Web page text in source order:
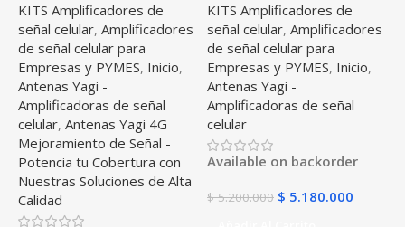
Surecall Flare 3.0 CO
Fincas 4G LTE Entrega
Inmediata
KITS Amplificadores de
señal celular, Amplificadores
de señal celular para
Empresas y PYMES, Inicio,
Antenas Yagi -
Amplificadoras de señal
celular, Antenas Yagi 4G
Mejoramiento de Señal -
Potencia tu Cobertura con
Nuestras Soluciones de Alta
Calidad
Versión 2.1
KITS Amplificadores de
señal celular, Amplificadores
de señal celular para
Empresas y PYMES, Inicio,
Antenas Yagi -
Amplificadoras de señal
celular
Available on backorder
$5.200.000 $ 5.180.000